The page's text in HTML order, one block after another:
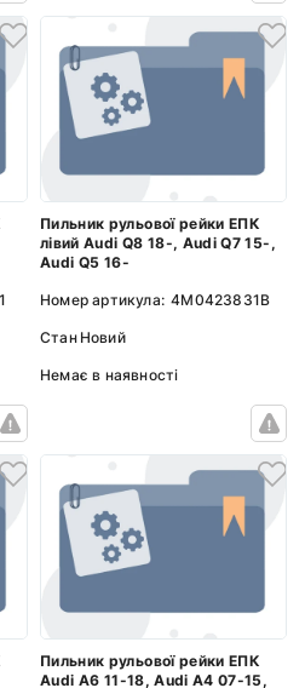
Пильник рульової рейки ЕПК
лівий Audi Q8 18-, Audi Q7 15-,
Audi Q5 16-
Номер артикула: 4M0423831B
Стан Новий
Немає в наявності
Пильник рульової рейки ЕПК
Audi A6 11-18, Audi A4 07-15,